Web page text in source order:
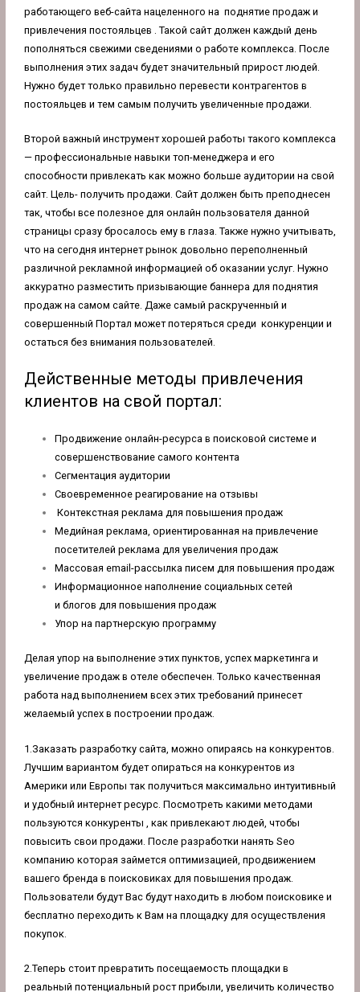
работающего веб-сайта нацеленного на поднятие продаж и
привлечения постояльцев . Такой сайт должен каждый день
пополняться свежими сведениями о работе комплекса. После
выполнения этих задач будет значительный прирост людей.
Нужно будет только правильно перевести контрагентов в
постояльцев и тем самым получить увеличенные продажи.
Второй важный инструмент хорошей работы такого комплекса
— профессиональные навыки топ-менеджера и его
способности привлекать как можно больше аудитории на свой
сайт. Цель- получить продажи. Сайт должен быть преподнесен
так, чтобы все полезное для онлайн пользователя данной
страницы сразу бросалось ему в глаза. Также нужно учитывать,
что на сегодня интернет рынок довольно переполненный
различной рекламной информацией об оказании услуг. Нужно
аккуратно разместить призывающие баннера для поднятия
продаж на самом сайте. Даже самый раскрученный и
совершенный Портал может потеряться среди конкуренции и
остаться без внимания пользователей.
Действенные методы привлечения
клиентов на свой портал:
Продвижение онлайн-ресурса в поисковой системе и
совершенствование самого контента
Сегментация аудитории
Своевременное реагирование на отзывы
Контекстная реклама для повышения продаж
Медийная реклама, ориентированная на привлечение
посетителей реклама для увеличения продаж
Массовая email-рассылка писем для повышения продаж
Информационное наполнение социальных сетей
и блогов для повышения продаж
Упор на партнерскую программу
Делая упор на выполнение этих пунктов, успех маркетинга и
увеличение продаж в отеле обеспечен. Только качественная
работа над выполнением всех этих требований принесет
желаемый успех в построении продаж.
1.Заказать разработку сайта, можно опираясь на конкурентов.
Лучшим вариантом будет опираться на конкурентов из
Америки или Европы так получиться максимально интуитивный
и удобный интернет ресурс. Посмотреть какими методами
пользуются конкуренты , как привлекают людей, чтобы
повысить свои продажи. После разработки нанять Seo
компанию которая займется оптимизацией, продвижением
вашего бренда в поисковиках для повышения продаж.
Пользователи будут Вас будут находить в любом поисковике и
бесплатно переходить к Вам на площадку для осуществления
покупок.
2.Теперь стоит превратить посещаемость площадки в
реальный потенциальный рост прибыли, увеличить количество